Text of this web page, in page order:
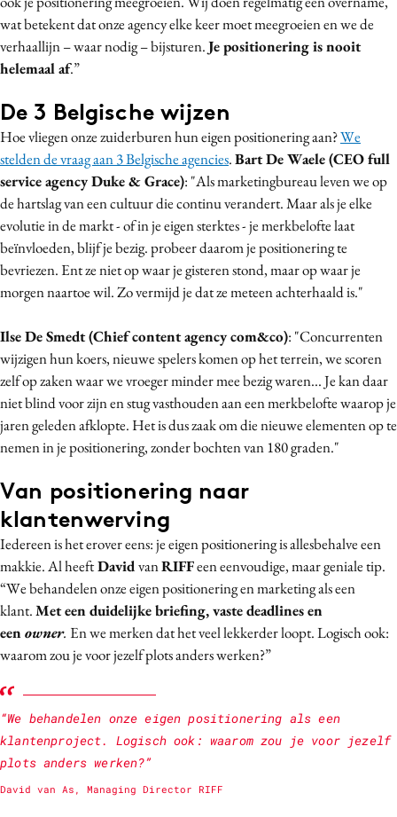
wat betekent dat onze agency elke keer moet meegroeien en we de
verhaallijn – waar nodig – bijsturen.Je positionering is nooit
helemaal af.”
De 3 Belgische wijzen
Hoe vliegen onze zuiderburen hun eigen positionering aan?We
stelden de vraag aan 3 Belgische agencies.Bart De Waele (CEO full
service agency Duke & Grace): "Als marketingbureau leven we op
de hartslag van een cultuur die continu verandert. Maar als je elke
evolutie in de markt - of in je eigen sterktes - je merkbelofte laat
beïnvloeden, blijf je bezig. probeer daarom je positionering te
bevriezen. Ent ze niet op waar je gisteren stond, maar op waar je
morgen naartoe wil. Zo vermijd je dat ze meteen achterhaald is."
Ilse De Smedt (Chief content agency com&co): "Concurrenten
wijzigen hun koers, nieuwe spelers komen op het terrein, we scoren
zelf op zaken waar we vroeger minder mee bezig waren... Je kan daar
niet blind voor zijn en stug vasthouden aan een merkbelofte waarop je
jaren geleden afklopte. Het is dus zaak om die nieuwe elementen op te
nemen in je positionering, zonder bochten van 180 graden."
Van positionering naar
klantenwerving
Iedereen is het erover eens: je eigen positionering is allesbehalve een
makkie. Al heeftDavidvanRIFFeen eenvoudige, maar geniale tip.
“We behandelen onze eigen positionering en marketing als een
klant.Met een duidelijke briefing, vaste deadlines en
eenowner. En we merken dat het veel lekkerder loopt. Logisch ook:
waarom zou je voor jezelf plots anders werken?”
“We behandelen onze eigen positionering als een
klantenproject. Logisch ook: waarom zou je voor jezelf
plots anders werken?”
David van As, Managing Director RIFF